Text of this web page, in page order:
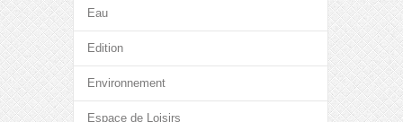
Eau
Edition
Environnement
Espace de Loisirs